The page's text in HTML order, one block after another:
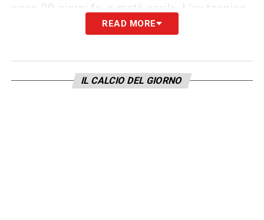
circa 20 giorni fa, a metà aprile. L’ex tecnico
di Inter, Manchester United e Real Madrid, tra
Tottenham.
READ MORE
IL CALCIO DEL GIORNO